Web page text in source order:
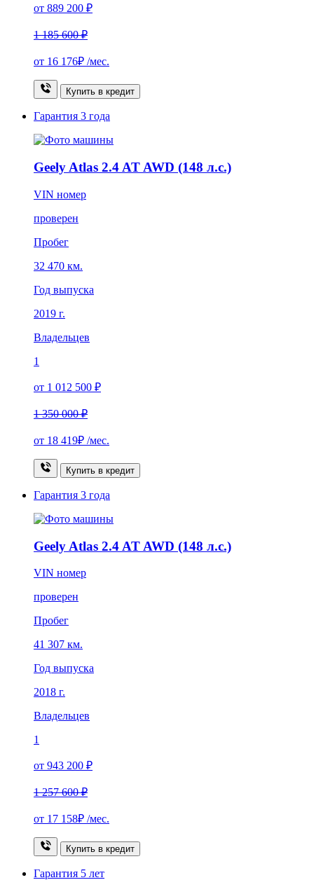
от 889 200 ₽
1 185 600 ₽
от 16 176₽ /мес.
Купить в кредит
Гарантия 3 года
Geely Atlas 2.4 AT AWD (148 л.с.)
VIN номер
проверен
Пробег
32 470 км.
Год выпуска
2019 г.
Владельцев
1
от 1 012 500 ₽
1 350 000 ₽
от 18 419₽ /мес.
Купить в кредит
Гарантия 3 года
Geely Atlas 2.4 AT AWD (148 л.с.)
VIN номер
проверен
Пробег
41 307 км.
Год выпуска
2018 г.
Владельцев
1
от 943 200 ₽
1 257 600 ₽
от 17 158₽ /мес.
Купить в кредит
Гарантия 5 лет